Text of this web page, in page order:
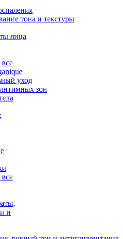
тона и текстуры
лица
уход
зон
и